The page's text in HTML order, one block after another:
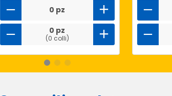
0 pz
0 pz
(0 colli)